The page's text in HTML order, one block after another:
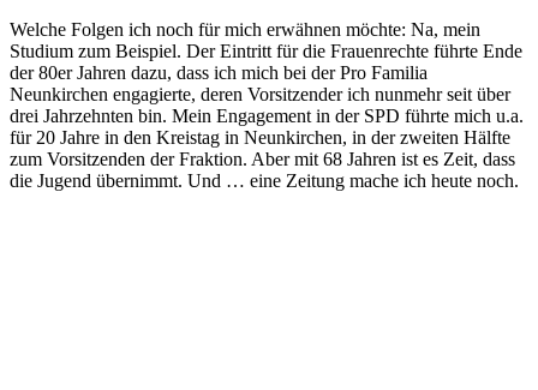
Welche Folgen ich noch für mich erwähnen möchte: Na, mein
Studium zum Beispiel. Der Eintritt für die Frauenrechte führte Ende
der 80er Jahren dazu, dass ich mich bei der Pro Familia
Neunkirchen engagierte, deren Vorsitzender ich nunmehr seit über
drei Jahrzehnten bin. Mein Engagement in der SPD führte mich u.a.
für 20 Jahre in den Kreistag in Neunkirchen, in der zweiten Hälfte
zum Vorsitzenden der Fraktion. Aber mit 68 Jahren ist es Zeit, dass
die Jugend übernimmt. Und … eine Zeitung mache ich heute noch.